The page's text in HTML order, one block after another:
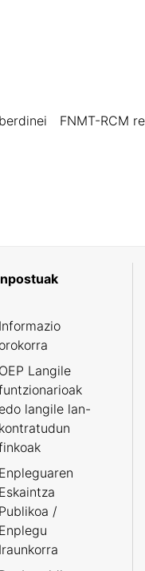
FNMT-RCM
Informazio
orokorra
OEP Langile
edo langile lan-
kontratudun
Enpleguaren
Eskaintza
Publikoa /
Enplegu
Iraunkorra